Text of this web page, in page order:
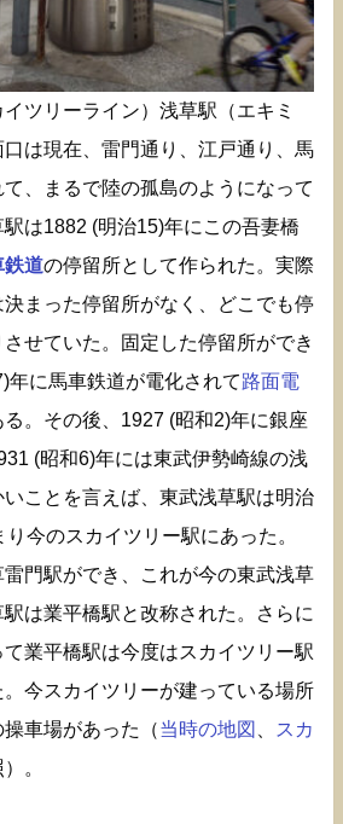
ツリーライン）浅草駅（エキミ
は現在、雷門通り、江戸通り、馬
、まるで陸の孤島のようになって
は1882 (明治15)年にこの吾妻橋
鉄道の停留所として作られた。実際
まった停留所がなく、どこでも停
せていた。固定した停留所ができ
年に馬車鉄道が電化されて路面電
。その後、1927 (昭和2)年に銀座
(昭和6)年には東武伊勢崎線の浅
ことを言えば、東武浅草駅は明治
り今のスカイツリー駅にあった。
門駅ができ、これが今の東武浅草
は業平橋駅と改称された。さらに
業平橋駅は今度はスカイツリー駅
今スカイツリーが建っている場所
車場があった（当時の地図
スカ
。